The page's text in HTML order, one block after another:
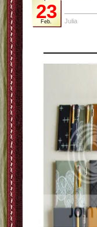
23
Feb. Julia